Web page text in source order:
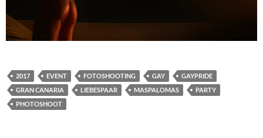
2017 EVENT FOTOSHOOTING GAY
GAYPRIDE
GRAN CANARIA
LIEBESPAAR MASPALOMAS
PARTY
PHOTOSHOOT